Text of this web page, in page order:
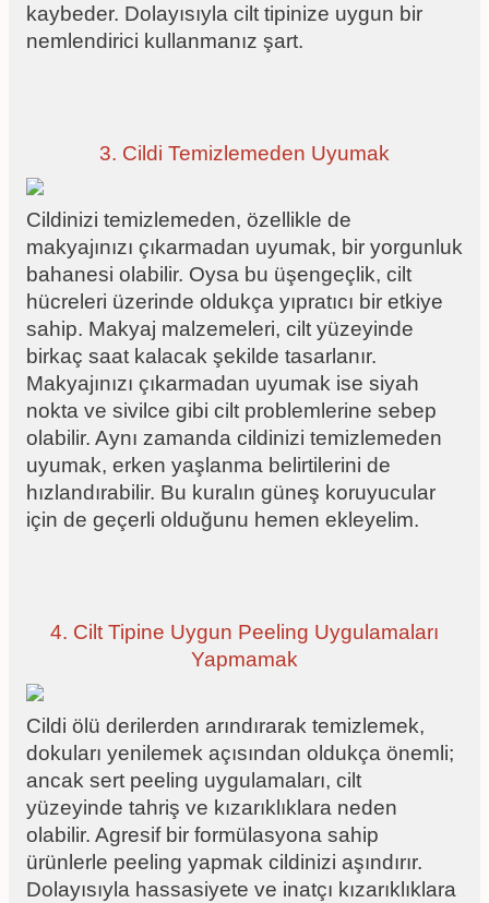
kaybeder. Dolayısıyla cilt tipinize uygun bir
nemlendirici kullanmanız şart.
3. Cildi Temizlemeden Uyumak
Cildinizi temizlemeden, özellikle de
makyajınızı çıkarmadan uyumak, bir yorgunluk
bahanesi olabilir. Oysa bu üşengeçlik, cilt
hücreleri üzerinde oldukça yıpratıcı bir etkiye
sahip. Makyaj malzemeleri, cilt yüzeyinde
birkaç saat kalacak şekilde tasarlanır.
Makyajınızı çıkarmadan uyumak ise siyah
nokta ve sivilce gibi cilt problemlerine sebep
olabilir. Aynı zamanda cildinizi temizlemeden
uyumak, erken yaşlanma belirtilerini de
hızlandırabilir. Bu kuralın güneş koruyucular
için de geçerli olduğunu hemen ekleyelim.
4. Cilt Tipine Uygun Peeling Uygulamaları
Yapmamak
Cildi ölü derilerden arındırarak temizlemek,
dokuları yenilemek açısından oldukça önemli;
ancak sert peeling uygulamaları, cilt
yüzeyinde tahriş ve kızarıklıklara neden
olabilir. Agresif bir formülasyona sahip
ürünlerle peeling yapmak cildinizi aşındırır.
Dolayısıyla hassasiyete ve inatçı kızarıklıklara